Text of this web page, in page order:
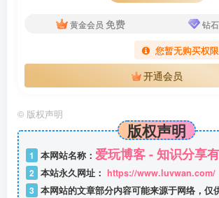
黄金会员 免费 钻
您暂无购买权
开通会员
© 版权声明
版权声明
1 本网站名称： 爱玩博客 - 知识分享
2 本站永久网址： https://www.luvwan.com/
3 本网站的文章部分内容可能来源于网络，仅